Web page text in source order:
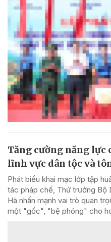
Tăng cường năng lực
lĩnh vực dân tộc và
Phát biểu khai mạc lớp tập
tác pháp chế, Thứ trưởng Bộ
Hà nhấn mạnh vai trò quan
một "gốc", "bệ phóng" cho